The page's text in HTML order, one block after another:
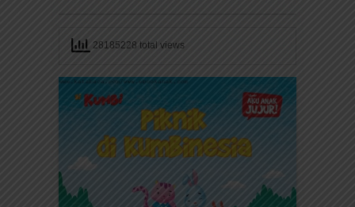
28185228 total views